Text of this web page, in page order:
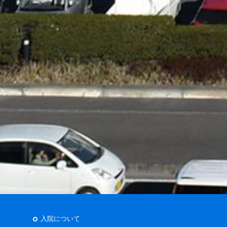
入院について